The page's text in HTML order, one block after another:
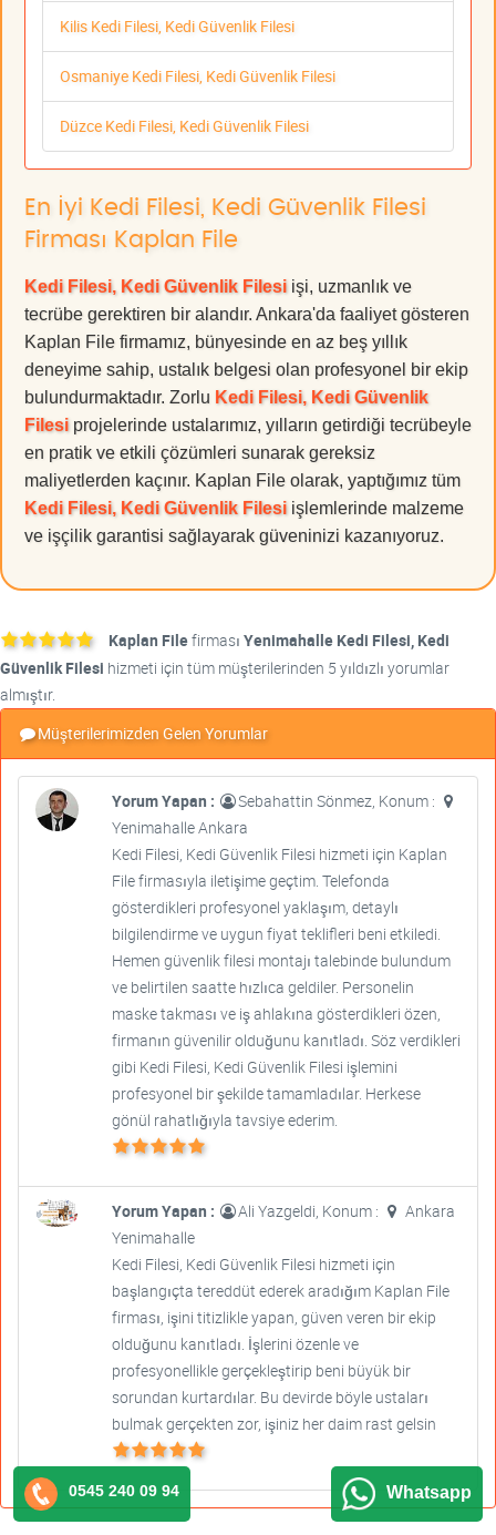
Kilis Kedi Filesi, Kedi Güvenlik Filesi
Osmaniye Kedi Filesi, Kedi Güvenlik Filesi
Düzce Kedi Filesi, Kedi Güvenlik Filesi
En İyi Kedi Filesi, Kedi Güvenlik Filesi
Firması Kaplan File
Kedi Filesi, Kedi Güvenlik Filesi işi, uzmanlık ve
tecrübe gerektiren bir alandır. Ankara'da faaliyet gösteren
Kaplan File firmamız, bünyesinde en az beş yıllık
deneyime sahip, ustalık belgesi olan profesyonel bir ekip
bulundurmaktadır. Zorlu Kedi Filesi, Kedi Güvenlik
Filesi projelerinde ustalarımız, yılların getirdiği tecrübeyle
en pratik ve etkili çözümleri sunarak gereksiz
maliyetlerden kaçınır. Kaplan File olarak, yaptığımız tüm
Kedi Filesi, Kedi Güvenlik Filesi işlemlerinde malzeme
ve işçilik garantisi sağlayarak güveninizi kazanıyoruz.
Kaplan Filefirması Yenimahalle Kedi Filesi, Kedi
Güvenlik Filesi hizmeti için tüm müşterilerinden 5 yıldızlı yorumlar
almıştır.
Müşterilerimizden Gelen Yorumlar
Yorum Yapan :
Sebahattin Sönmez, Konum :
Yenimahalle Ankara
Kedi Filesi, Kedi Güvenlik Filesi hizmeti için Kaplan
File firmasıyla iletişime geçtim. Telefonda
gösterdikleri profesyonel yaklaşım, detaylı
bilgilendirme ve uygun fiyat teklifleri beni etkiledi.
Hemen güvenlik filesi montajı talebinde bulundum
ve belirtilen saatte hızlıca geldiler. Personelin
maske takması ve iş ahlakına gösterdikleri özen,
firmanın güvenilir olduğunu kanıtladı. Söz verdikleri
gibi Kedi Filesi, Kedi Güvenlik Filesi işlemini
profesyonel bir şekilde tamamladılar. Herkese
gönül rahatlığıyla tavsiye ederim.
Yorum Yapan : Ali Yazgeldi, Konum :
Ankara
Yenimahalle
Kedi Filesi, Kedi Güvenlik Filesi hizmeti için
başlangıçta tereddüt ederek aradığım Kaplan File
firması, işini titizlikle yapan, güven veren bir ekip
olduğunu kanıtladı. İşlerini özenle ve
profesyonellikle gerçekleştirip beni büyük bir
sorundan kurtardılar. Bu devirde böyle ustaları
bulmak gerçekten zor, işiniz her daim rast gelsin
0545 240 09 94 Whatsapp